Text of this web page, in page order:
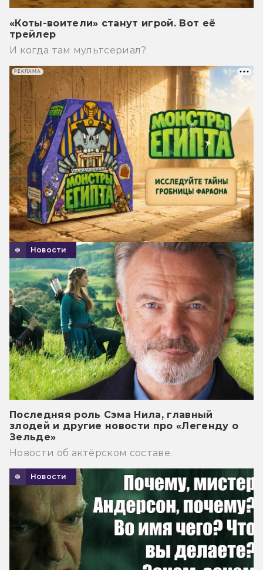
«Коты-воители» станут игрой. Вот её
трейлер
И когда там мультсериал?
Новости
Последняя роль Сэма Нила, главный
злодей и другие новости про «Легенду о
Зельде»
Новости об актёрском составе.
Новости
РЕКЛАМА